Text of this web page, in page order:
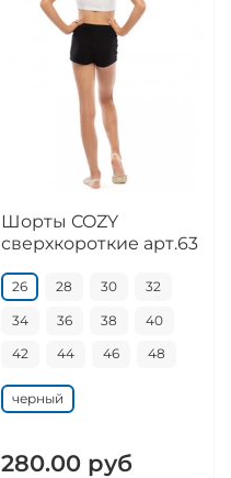
Шорты COZY
сверхкороткие арт.63
26 28 30 32
34 36 38 40
42 44 46 48
черный
280.00 руб